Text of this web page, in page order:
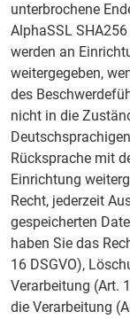
unterbrochene
AlphaSSL
werden an
weitergegeben,
des
nicht in die
Rücksprache mit
Einrichtung
Recht, jederzeit
gespeicherten
haben Sie das
16 DSGVO),
Verarbeitung (Art.
die Verarbeitung